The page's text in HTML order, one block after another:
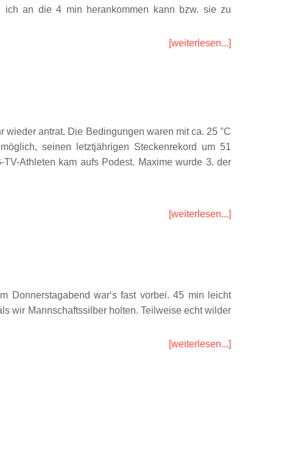
an die 4 min herankommen kann bzw. sie zu
[weiterlesen...]
antrat. Die Bedingungen waren mit ca. 25 °C
seinen letztjährigen Steckenrekord um 51
Athleten kam aufs Podest. Maxime wurde 3. der
[weiterlesen...]
Donnerstagabend war‘s fast vorbei. 45 min leicht
wir Mannschaftssilber holten. Teilweise echt wilder
[weiterlesen...]